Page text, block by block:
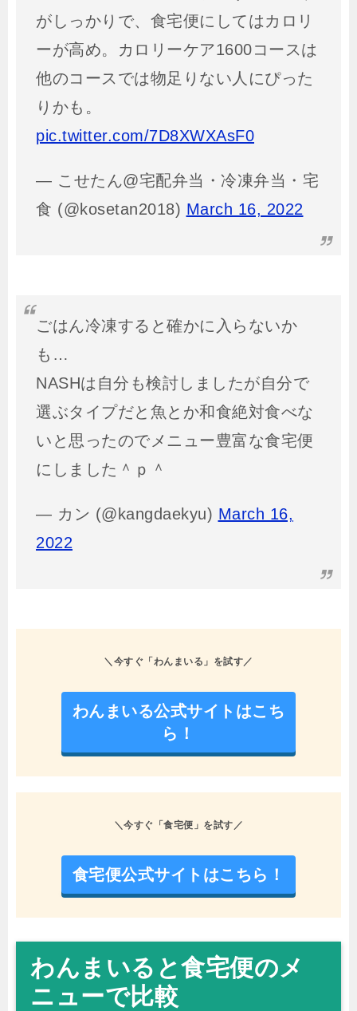
がしっかりで、食宅便にしてはカロリ
ーが高め。カロリーケア1600コースは
他のコースでは物足りない人にぴった
りかも。
pic.twitter.com/7D8XWXAsF0
— こせたん@宅配弁当・冷凍弁当・宅
食 (@kosetan2018) March 16, 2022
ごはん冷凍すると確かに入らないか
も…
NASHは自分も検討しましたが自分で
選ぶタイプだと魚とか和食絶対食べな
いと思ったのでメニュー豊富な食宅便
にしました＾ｐ＾
— カン (@kangdaekyu) March 16,
2022
＼今すぐ「わんまいる」を試す／
わんまいる公式サイトはこち
ら！
＼今すぐ「食宅便」を試す／
食宅便公式サイトはこちら！
わんまいると食宅便のメ
ニューで比較